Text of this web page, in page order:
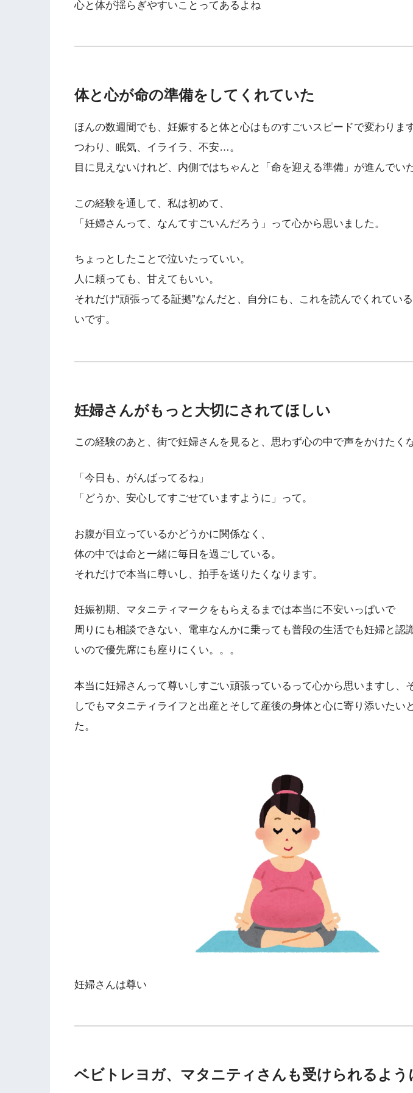
心と体が揺らぎやすいことってあるよね
体と心が命の準備をしてくれていた
ほんの数週間でも、妊娠すると体と心はものすごいスピードで変わります
つわり、眠気、イライラ、不安…。
目に見えないけれど、内側ではちゃんと「命を迎える準備」が進んでい
この経験を通して、私は初めて、
「妊婦さんって、なんてすごいんだろう」って心から思いました。
ちょっとしたことで泣いたっていい。
人に頼っても、甘えてもいい。
それだけ“頑張ってる証拠”なんだと、自分にも、これを読んでくれてい
いです。
妊婦さんがもっと大切にされてほしい
この経験のあと、街で妊婦さんを見ると、思わず心の中で声をかけたく
「今日も、がんばってるね」
「どうか、安心してすごせていますように」って。
お腹が目立っているかどうかに関係なく、
体の中では命と一緒に毎日を過ごしている。
それだけで本当に尊いし、拍手を送りたくなります。
妊娠初期、マタニティマークをもらえるまでは本当に不安いっぱいで
周りにも相談できない、電車なんかに乗っても普段の生活でも妊婦と認
いので優先席にも座りにくい。。。
本当に妊婦さんって尊いしすごい頑張っているって心から思いますし、
しでもマタニティライフと出産とそして産後の身体と心に寄り添いたい
た。
妊婦さんは尊い
ベビトレヨガ、マタニティさんも受けられるよう